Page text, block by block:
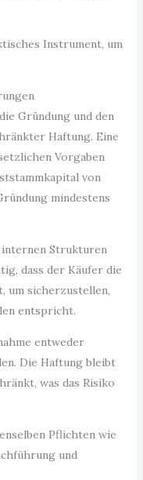
Instrument, um
Gründung und den
Haftung. Eine
Vorgaben
von
mindestens
Strukturen
dass der Käufer die
um sicherzustellen,
entspricht.
entweder
Die Haftung bleibt
was das Risiko
Pflichten wie
und